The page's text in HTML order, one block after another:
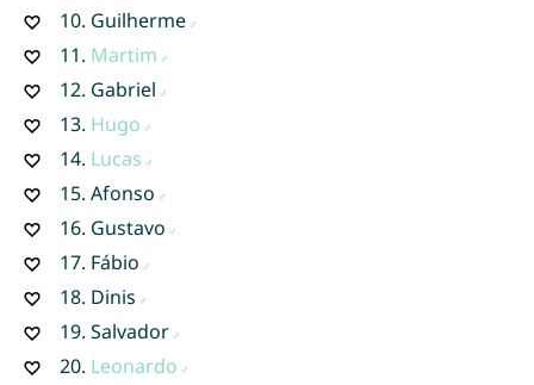
10. Guilherme
11. Martim
12. Gabriel
13. Hugo
14. Lucas
15. Afonso
16. Gustavo
17. Fábio
18. Dinis
19. Salvador
20. Leonardo